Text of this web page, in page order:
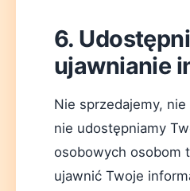
6.
ujawnianie
Nie sprzedajemy,
nie udostępniamy
osobowych osobom
ujawnić Twoje